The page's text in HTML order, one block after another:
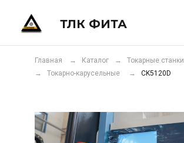
ТЛК ФИТА
Главная → Каталог
→ Токарные станки
→ Токарно-карусельные
→ CK5120D